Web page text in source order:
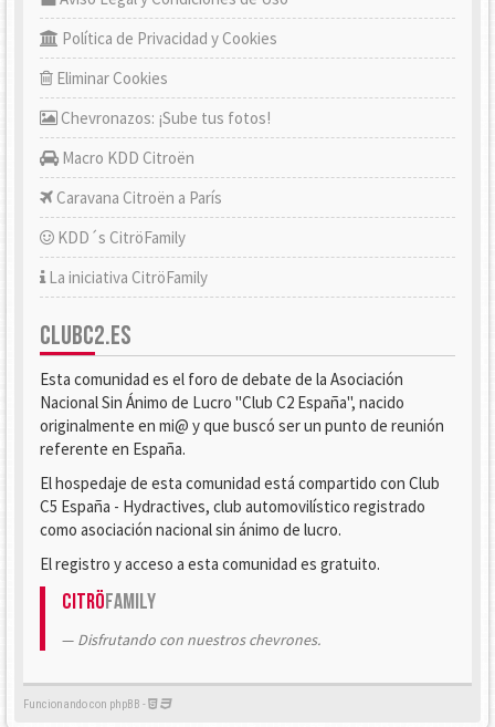
Política de Privacidad y Cookies
Eliminar Cookies
Chevronazos: ¡Sube tus fotos!
Macro KDD Citroën
Caravana Citroën a París
KDD´s CitröFamily
La iniciativa CitröFamily
CLUBC2.ES
Esta comunidad es el foro de debate de la Asociación
Nacional Sin Ánimo de Lucro "Club C2 España", nacido
originalmente en mi@ y que buscó ser un punto de reunión
referente en España.
El hospedaje de esta comunidad está compartido con Club
C5 España - Hydractives, club automovilístico registrado
como asociación nacional sin ánimo de lucro.
El registro y acceso a esta comunidad es gratuito.
CitröFamily
Disfrutando con nuestros chevrones.
Funcionando con phpBB -